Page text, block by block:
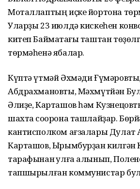
Моталлаптың иҫке йортона
Уларҙы 23 июлдә кискеһен
китеп Баймаҡтағы таштан
төрмәһенә ябалар.
Күптә үтмәй Әхмәди
Абдрахмановты, Мәхмүтйән
Әлиҙе, Карташов һәм
шахта соҡорона ташлайҙар.
кантисполком ағзалары Дулат
Карташов, Ырымбурҙан килгән
тарафынан ҡулға алынып,
тапшырылған коммунистар